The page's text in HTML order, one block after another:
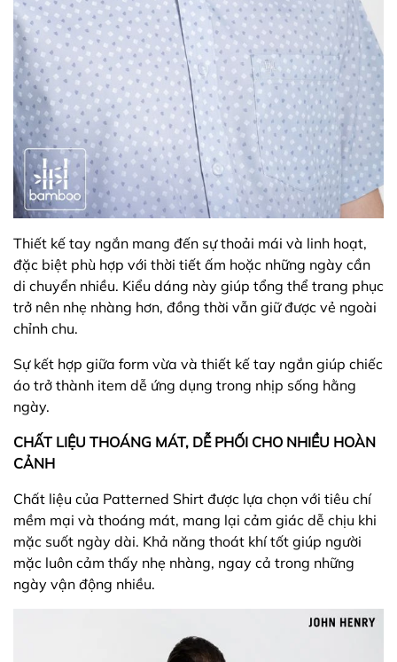
Thiết kế tay ngắn mang đến sự thoải mái và linh hoạt,
đặc biệt phù hợp với thời tiết ấm hoặc những ngày cần
di chuyển nhiều. Kiểu dáng này giúp tổng thể trang phục
trở nên nhẹ nhàng hơn, đồng thời vẫn giữ được vẻ ngoài
chỉnh chu.
Sự kết hợp giữa form vừa và thiết kế tay ngắn giúp chiếc
áo trở thành item dễ ứng dụng trong nhịp sống hằng
ngày.
CHẤT LIỆU THOÁNG MÁT, DỄ PHỐI CHO NHIỀU HOÀN
CẢNH
Chất liệu của Patterned Shirt được lựa chọn với tiêu chí
mềm mại và thoáng mát, mang lại cảm giác dễ chịu khi
mặc suốt ngày dài. Khả năng thoát khí tốt giúp người
mặc luôn cảm thấy nhẹ nhàng, ngay cả trong những
ngày vận động nhiều.